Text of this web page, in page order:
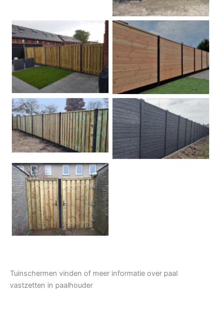
Betonpalen schutting Douglas
Hout beton schuttingen Rots motief antraciet
Tuindeur grenen
Tuinschermen vinden of meer informatie over paal
vastzetten in paalhouder